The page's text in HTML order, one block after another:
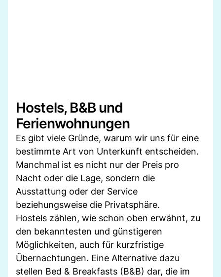
Hostels, B&B und
Ferienwohnungen
Es gibt viele Gründe, warum wir uns für eine
bestimmte Art von Unterkunft entscheiden.
Manchmal ist es nicht nur der Preis pro
Nacht oder die Lage, sondern die
Ausstattung oder der Service
beziehungsweise die Privatsphäre.
Hostels zählen, wie schon oben erwähnt, zu
den bekanntesten und günstigeren
Möglichkeiten, auch für kurzfristige
Übernachtungen. Eine Alternative dazu
stellen Bed & Breakfasts (B&B) dar, die im